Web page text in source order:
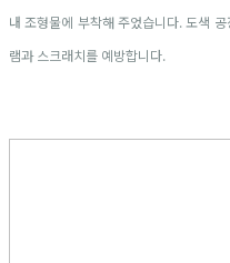
내 조형물에 부착해 주었습니다. 도색
램과 스크래치를 예방합니다.